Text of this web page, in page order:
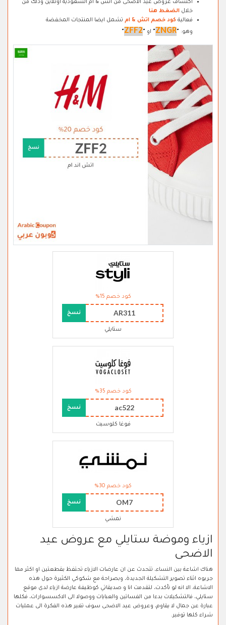
اكتشاف عروض عيد الاضحى من اتش & ام السعودية اونلاين وذلك من
خلال الضغط هنا
فعالية كود خصم اتش & ام تشمل ايضا المنتجات المخفضة
وهو: "
ZNGR
" او "
ZFF2
"
كود خصم 15%
AR311 نسخ
ستايلي
كود خصم 35%
ac522 نسخ
فوغا كلوسيت
كود خصم 30%
OM7 نسخ
نمشي
ازياء وموضة ستايلي مع عروض عيد
الاضحى
هناك اشاعة بين النساء، تتحدث عن ان عارضات الازياء تحتفظ بقطعتين او اكثر مما
جربوه اثناء تصوير التشكيلة الجديدة، وبصراحة مع شكوكي الكثيرة حول هذه
الاشاعة، الا انه لو تأكدت، لتقدمت انا و صديقاتي كوظيفة عارضة ازياء لدى موقع
ستايلي، فالتشكيلات بدءا من الفساتين والعبايات ووصولا الى الاكسسوارات، فكلها
عبارة عن جمال لا يقاوم، وعروض عيد الاضحى سوف تغير هذه الفكرة الى عمليات
شراء كلها توفير.